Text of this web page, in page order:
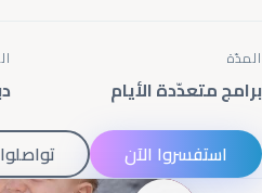
المدّة
برامج متعدّدة الأيام
استفسروا الآن